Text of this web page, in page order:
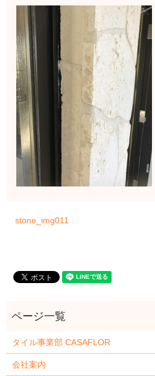
stone_img011
タイル事業部 CASAFLOR
会社案内